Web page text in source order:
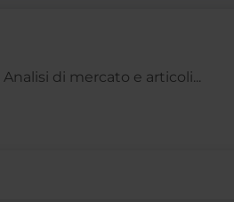
di mercato e articoli...